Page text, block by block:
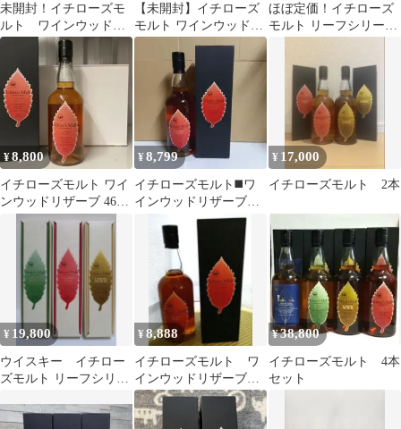
未開封！イチローズモ
ルト ワインウッドリ
ザーブ Ichiros Malt
【未開封】イチローズ
モルト ワインウッドリ
ザーブ 700ml
ほぼ定価！イチローズ
モルト リーフシリーズ
¥8,800
イチローズモルト ワイ
ンウッドリザーブ 46%
700ml 箱付 ウイスキー
¥8,799
イチローズモルト◼️ワ
インウッドリザーブ
▲46％⚫700ml★1本箱
¥ 17,000
イチローズモルト 2本
¥ 19,800
ウイスキー イチロー
ズモルト リーフシリー
¥8,888
イチローズモルト ワ
インウッドリザーブ
46度 700ml
¥38,800
イチローズモルト 4本
セット